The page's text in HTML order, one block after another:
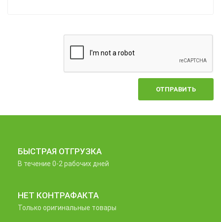
ОТПРАВИТЬ
БЫСТРАЯ ОТГРУЗКА
В течение 0-2 рабочих дней
НЕТ КОНТРАФАКТА
Только оригинальные товары